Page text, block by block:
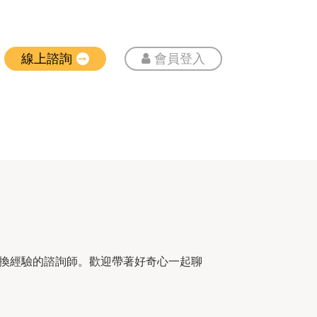
線上諮詢 會員登入
經驗的諮詢師。歡迎帶著好奇心一起聊